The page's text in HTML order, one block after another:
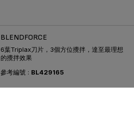
BLENDFORCE
6葉Triplax刀片，3個方位攪拌，達至最理想
的攪拌效果
參考編號 : BL429165